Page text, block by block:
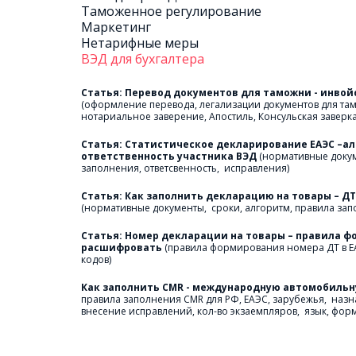
Таможенное регулирование
Маркетинг
Нетарифные меры
ВЭД для бухгалтера
(оформление перевода, легализации документов для
нотариальное заверение, Апостиль, Консульская
Статья: Статистическое декларирование ЕАЭС
ответственность участника ВЭД (нормативные
заполнения, ответсвенность,  исправления)
(нормативные документы,  сроки, алгоритм, правила
Статья: Номер декларации на товары – правила
расшифровать (правила формирования номера ДТ в
кодов)
Как заполнить CMR - международную
правила заполнения CMR для РФ, ЕАЭС, зарубежья,
внесение исправлений, кол-во экзаемпляров,  язык,